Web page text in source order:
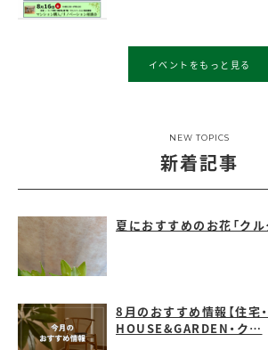
イベントをもっと見る
NEW TOPICS
新着記事
夏におすすめのお花「クル
8月のおすすめ情報【住宅・
HOUSE&GARDEN・ク…